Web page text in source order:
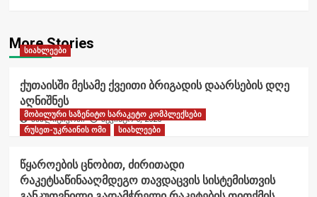
More Stories
სიახლეები
ქუთაისში მესამე ქვეითი ბრიგადის დაარსების დღე
აღნიშნეს
ანალიტიკოსი აგვისტო 6, 2026
მობილური საზენიტო სარაკეტო კომპლექსები
რუსეთ-უკრაინის ომი
სიახლეები
წყაროების ცნობით, ძირითადი
რაკეტსაწინააღმდეგო თავდაცვის სისტემისთვის